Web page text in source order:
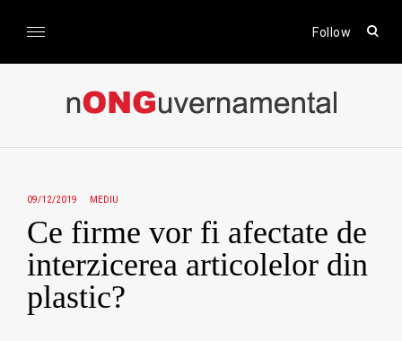
Follow
open
form
nONGuvernamental
09/12/2019 MEDIU
Ce firme vor fi afectate de
interzicerea articolelor din
plastic?